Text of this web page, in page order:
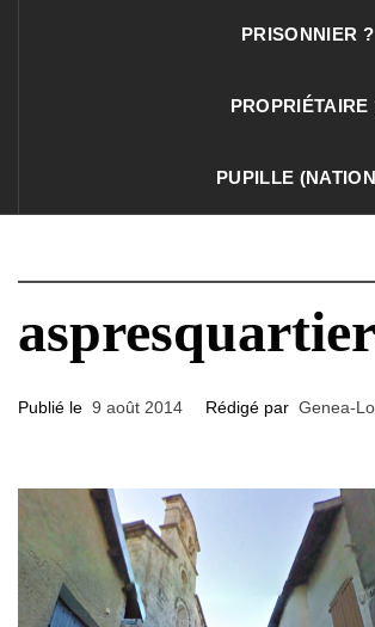
PRISONNIER ?
PROPRIÉTAIRE
PUPILLE
Publié le 9 août 2014 Rédigé par Genea-